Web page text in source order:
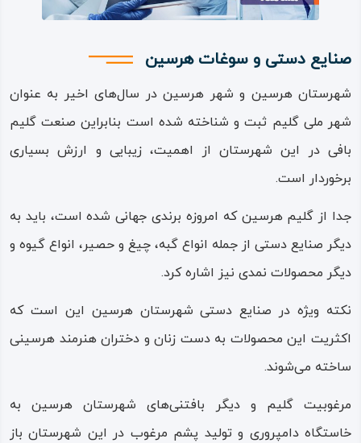
صنایع دستی و سوغات هرسین
شهرستان هرسین و شهر هرسین در سال‌های اخیر به عنوان
شهر ملی گلیم ثبت و شناخته شده است بنابراین صنعت گلیم‌
بافی در این شهرستان از اهمیت، زیبایی و ارزش بسیاری
برخوردار است.
جدا از گلیم هرسین که امروزه برندی جهانی شده است، باید به
دیگر صنایع دستی از جمله انواع گبه، چیغ و حصیر، انواع گیوه و
دیگر محصولات نمدی نیز اشاره کرد.
نکته ویژه در صنایع دستی شهرستان هرسین این است که
اکثریت این محصولات به دست زنان و دختران هنرمند هرسینی
ساخته می‌شوند.
مرغوبیت گلیم و دیگر بافتنی‌های شهرستان هرسین به
خاستگاه دامپروری و تولید پشم مرغوب در این شهرستان باز